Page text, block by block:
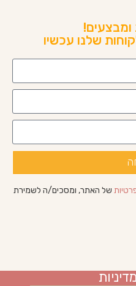
שלנו עכשיו
של האתר, ומסכים/ה לשמירת
מדיניות